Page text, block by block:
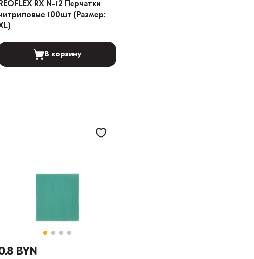
REOFLEX RX N-12 Перчатки
100шт (Размер:
В корзину
BYN